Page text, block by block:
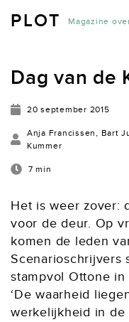
PLOT Magazine
Dag van de
20 september 2015
Anja Francissen, Bart
Kummer
7 min
Het is weer zover:
voor de deur. Op
komen de leden
Scenarioschrijvers
stampvol Ottone
‘De waarheid
werkelijkheid in de